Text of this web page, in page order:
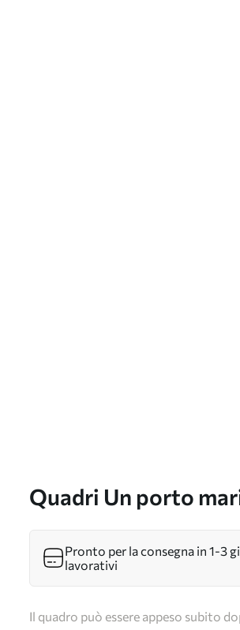
Quadri Un porto
Pronto per la consegna in 1-3
lavorativi
Il quadro può essere appeso subito